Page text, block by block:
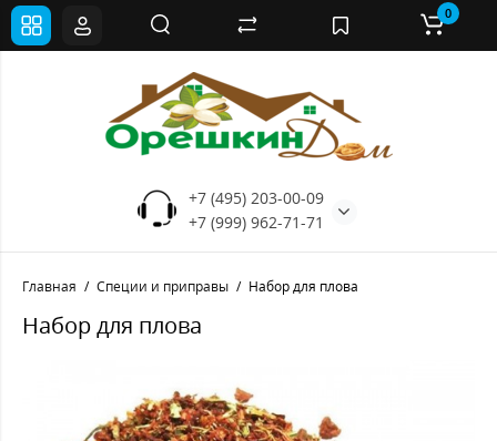
+7 (495) 203-00-09
+7 (999) 962-71-71
0
Главная Специи и приправы Набор для плова
Набор для плова